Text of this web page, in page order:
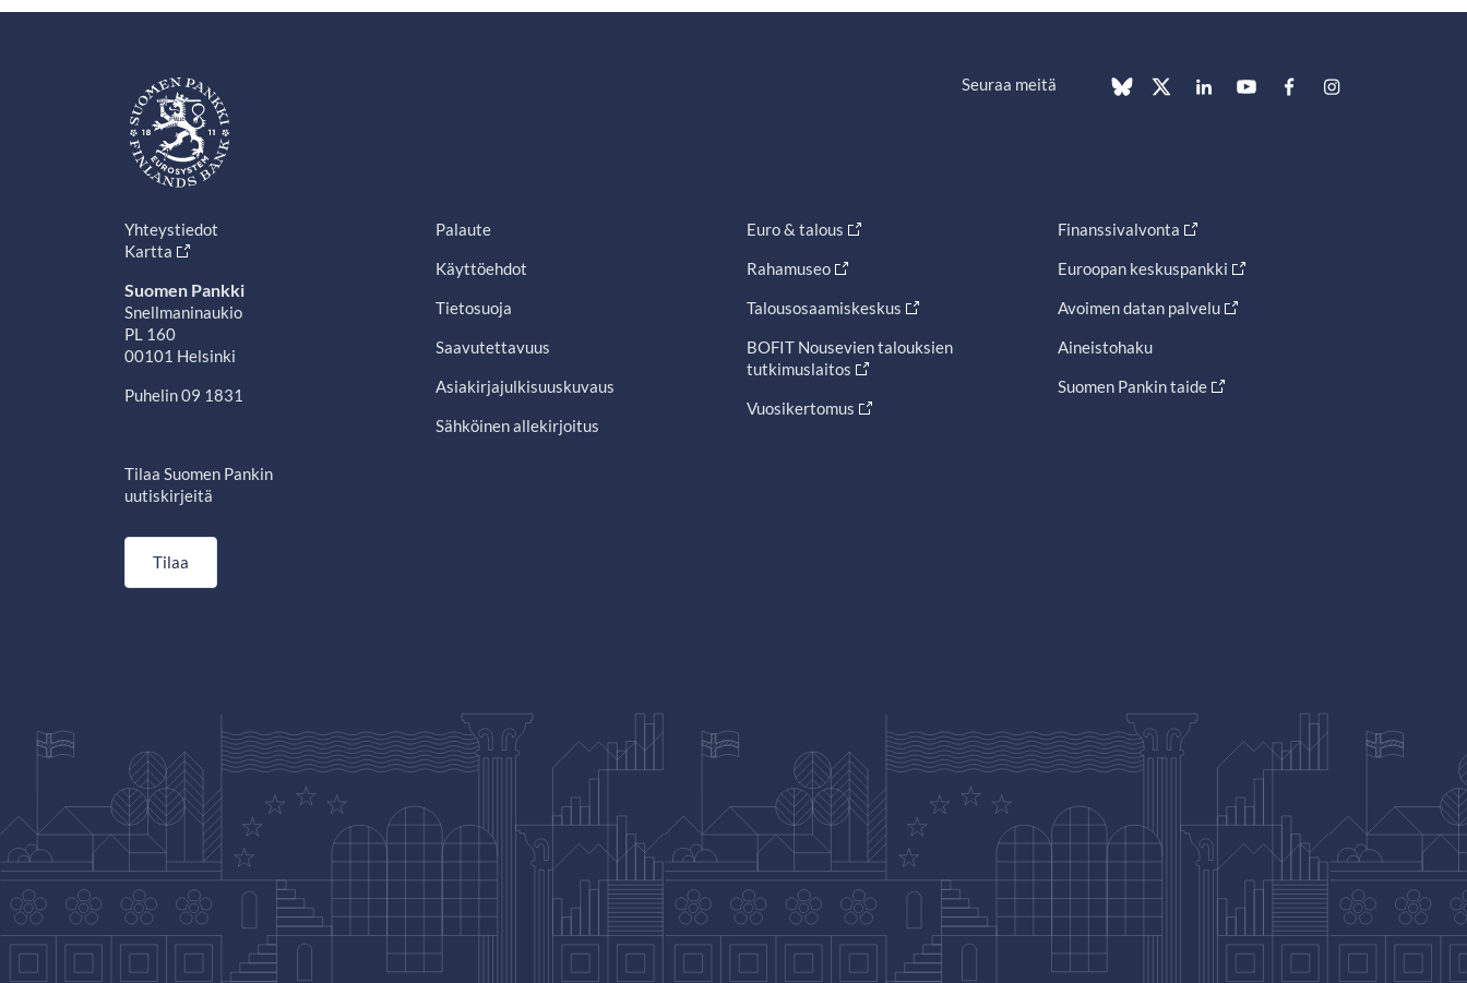
Seuraa meitä
Yhteystiedot
Kartta
Suomen Pankki
Snellmaninaukio
PL 160
00101 Helsinki
Puhelin 09 1831
Tilaa Suomen Pankin
uutiskirjeitä
Tilaa
Palaute
Käyttöehdot
Tietosuoja
Saavutettavuus
Asiakirjajulkisuuskuvaus
Sähköinen allekirjoitus
Euro & talous
Rahamuseo
Talousosaamiskeskus
BOFIT Nousevien talouksien
tutkimuslaitos
Vuosikertomus
Finanssivalvonta
Euroopan keskuspankki
Avoimen datan palvelu
Aineistohaku
Suomen Pankin taide